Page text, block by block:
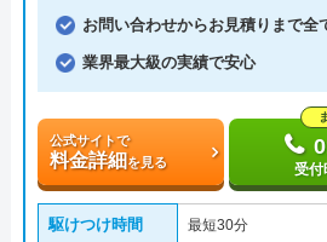
お問い合わせからお見積りまで全
業界最大級の実績で安心
公式サイトで
料金詳細を見る 受
駆けつけ時間 最短30分